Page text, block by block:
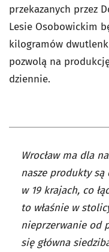
przekazanych przez
Lesie Osobowickim
kilogramów
pozwolą na
dziennie.
Wrocław ma dla
nasze produkty
w 19 krajach, co
to właśnie w
nieprzerwanie od
się główna